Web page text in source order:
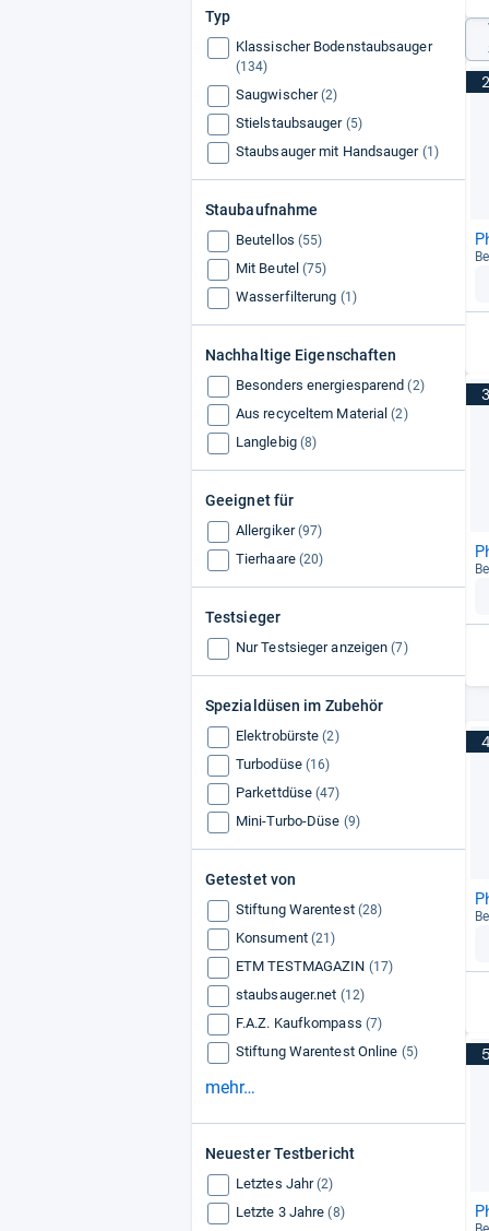
Dyson (74)
Fakir
Samsung (42)
Vorwerk
Typ
Klassischer Bodenstaubsauger
(134)
Saugwischer (2)
Stielstaubsauger (5)
Staubsauger mit Handsauger (1)
Staubaufnahme
Beutellos (55)
Mit Beutel (75)
Wasserfilterung (1)
Nachhaltige Eigenschaften
Besonders energiesparend (2)
Aus recyceltem Material (2)
Langlebig (8)
Geeignet für
Allergiker (97)
Tierhaare (20)
Testsieger
Nur Testsieger anzeigen (7)
Spezialdüsen im Zubehör
Elektrobürste (2)
Turbodüse (16)
Parkettdüse (47)
Mini-Turbo-Düse (9)
Getestet von
Stiftung Warentest (28)
Konsument (21)
ETM TESTMAGAZIN (17)
staubsauger.net (12)
F.A.Z. Kaufkompass (7)
Stiftung Warentest Online (5)
mehr…
Neuester Testbericht
Letztes Jahr (2)
Letzte 3 Jahre (8)